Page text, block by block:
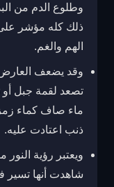
وطلوع الدم من
ذلك كله مؤشر
الهم والغم.
وقد يضعف
تصعد لقمة جبل
ماء صاف كماء
ذنب اعتادت عليه.
ويعتبر رؤية
شاهدت أنها تسير